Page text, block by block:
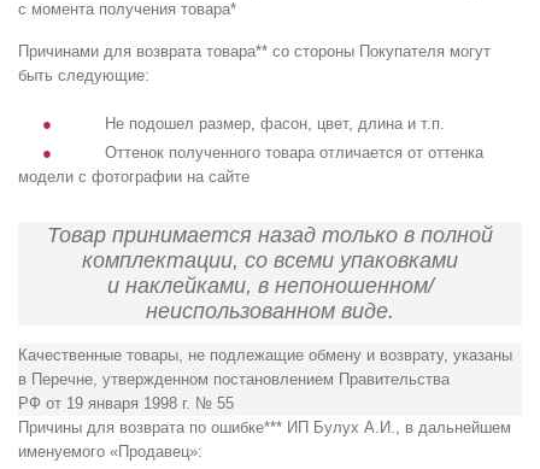
с момента получения товара*
Причинами для возврата товара** со стороны Покупателя могут
быть следующие:
Не подошел размер, фасон, цвет, длина и т.п.
Оттенок полученного товара отличается от оттенка
модели с фотографии на сайте
Товар принимается назад только в полной
комплектации, со всеми упаковками
и наклейками, в непоношенном/
неиспользованном виде.
Качественные товары, не подлежащие обмену и возврату, указаны
в Перечне, утвержденном постановлением Правительства
РФ от 19 января 1998 г. № 55
Причины для возврата по ошибке*** ИП Булух А.И., в дальнейшем
именуемого «Продавец»: